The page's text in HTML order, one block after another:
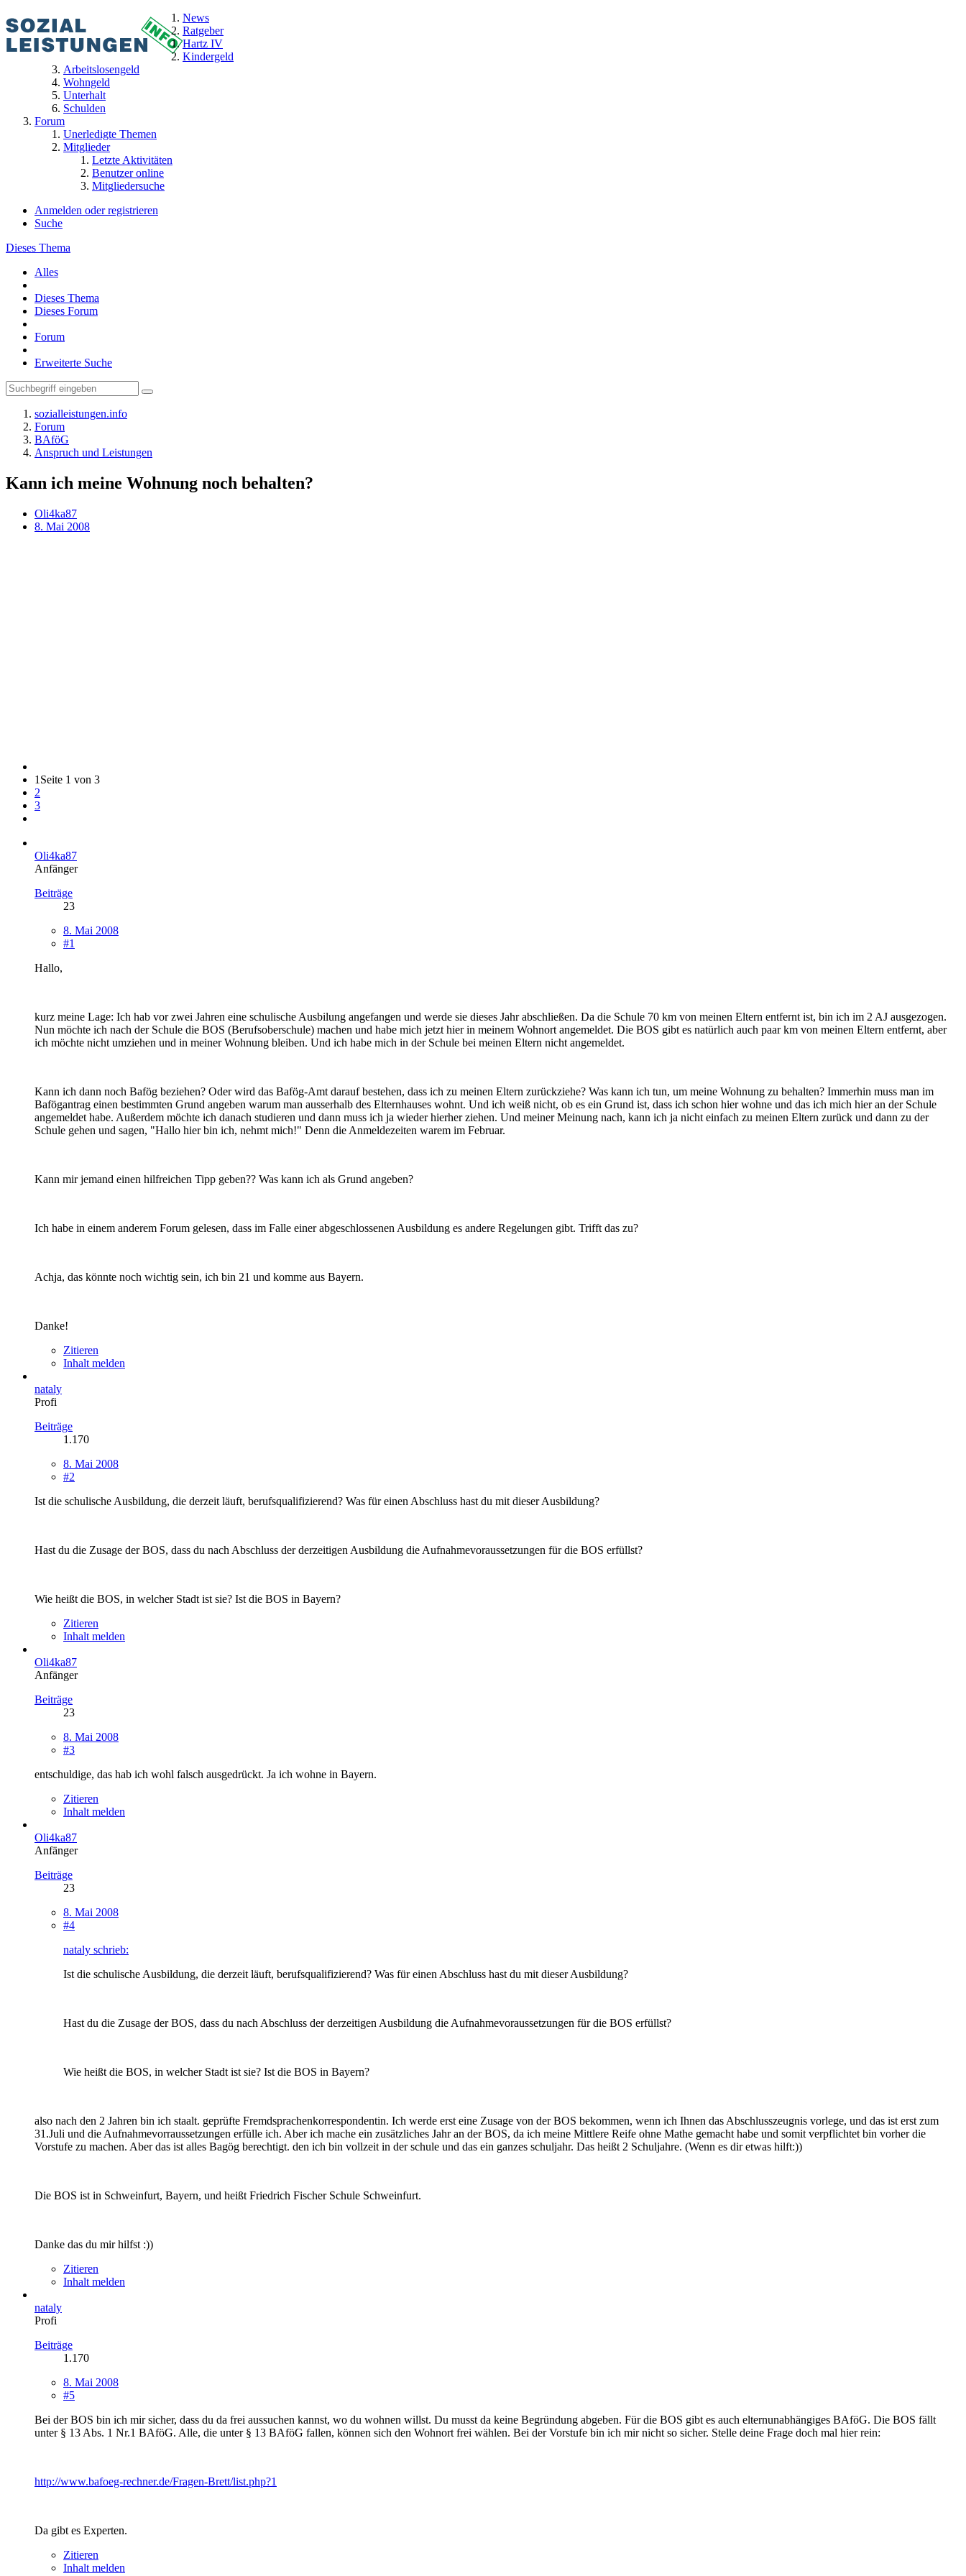
News
Ratgeber
Hartz IV
Kindergeld
Arbeitslosengeld
Wohngeld
Unterhalt
Schulden
Forum
Unerledigte Themen
Mitglieder
Letzte Aktivitäten
Benutzer online
Mitgliedersuche
Anmelden oder registrieren
Suche
Dieses Thema
Alles
Dieses Thema
Dieses Forum
Forum
Erweiterte Suche
sozialleistungen.info
Forum
BAföG
Anspruch und Leistungen
Kann ich meine Wohnung noch behalten?
Oli4ka87
8. Mai 2008
1 Seite 1 von 3
2
3
Oli4ka87
Anfänger
Beiträge
23
8. Mai 2008
#1
Hallo,
kurz meine Lage: Ich hab vor zwei Jahren eine schulische Ausbilung angefangen und werde sie dieses Jahr abschließen. Da die Schule 70 km von meinen Eltern entfernt ist, bin ich im 2 AJ ausgezogen.
Nun möchte ich nach der Schule die BOS (Berufsoberschule) machen und habe mich jetzt hier in meinem Wohnort angemeldet. Die BOS gibt es natürlich auch paar km von meinen Eltern entfernt, aber
ich möchte nicht umziehen und in meiner Wohnung bleiben. Und ich habe mich in der Schule bei meinen Eltern nicht angemeldet.
Kann ich dann noch Bafög beziehen? Oder wird das Bafög-Amt darauf bestehen, dass ich zu meinen Eltern zurückziehe? Was kann ich tun, um meine Wohnung zu behalten? Immerhin muss man im
Bafögantrag einen bestimmten Grund angeben warum man ausserhalb des Elternhauses wohnt. Und ich weiß nicht, ob es ein Grund ist, dass ich schon hier wohne und das ich mich hier an der Schule
angemeldet habe. Außerdem möchte ich danach studieren und dann muss ich ja wieder hierher ziehen. Und meiner Meinung nach, kann ich ja nicht einfach zu meinen Eltern zurück und dann zu der
Schule gehen und sagen, "Hallo hier bin ich, nehmt mich!" Denn die Anmeldezeiten warem im Februar.
Kann mir jemand einen hilfreichen Tipp geben?? Was kann ich als Grund angeben?
Ich habe in einem anderem Forum gelesen, dass im Falle einer abgeschlossenen Ausbildung es andere Regelungen gibt. Trifft das zu?
Achja, das könnte noch wichtig sein, ich bin 21 und komme aus Bayern.
Danke!
Zitieren
Inhalt melden
nataly
Profi
Beiträge
1.170
8. Mai 2008
#2
Ist die schulische Ausbildung, die derzeit läuft, berufsqualifizierend? Was für einen Abschluss hast du mit dieser Ausbildung?
Hast du die Zusage der BOS, dass du nach Abschluss der derzeitigen Ausbildung die Aufnahmevoraussetzungen für die BOS erfüllst?
Wie heißt die BOS, in welcher Stadt ist sie? Ist die BOS in Bayern?
Zitieren
Inhalt melden
Oli4ka87
Anfänger
Beiträge
23
8. Mai 2008
#3
entschuldige, das hab ich wohl falsch ausgedrückt. Ja ich wohne in Bayern.
Zitieren
Inhalt melden
Oli4ka87
Anfänger
Beiträge
23
8. Mai 2008
#4
nataly schrieb:
Ist die schulische Ausbildung, die derzeit läuft, berufsqualifizierend? Was für einen Abschluss hast du mit dieser Ausbildung?
Hast du die Zusage der BOS, dass du nach Abschluss der derzeitigen Ausbildung die Aufnahmevoraussetzungen für die BOS erfüllst?
Wie heißt die BOS, in welcher Stadt ist sie? Ist die BOS in Bayern?
also nach den 2 Jahren bin ich staalt. geprüfte Fremdsprachenkorrespondentin. Ich werde erst eine Zusage von der BOS bekommen, wenn ich Ihnen das Abschlusszeugnis vorlege, und das ist erst zum
31.Juli und die Aufnahmevorraussetzungen erfülle ich. Aber ich mache ein zusätzliches Jahr an der BOS, da ich meine Mittlere Reife ohne Mathe gemacht habe und somit verpflichtet bin vorher die
Vorstufe zu machen. Aber das ist alles Bagög berechtigt. den ich bin vollzeit in der schule und das ein ganzes schuljahr. Das heißt 2 Schuljahre. (Wenn es dir etwas hilft:))
Die BOS ist in Schweinfurt, Bayern, und heißt Friedrich Fischer Schule Schweinfurt.
Danke das du mir hilfst :))
Zitieren
Inhalt melden
nataly
Profi
Beiträge
1.170
8. Mai 2008
#5
Bei der BOS bin ich mir sicher, dass du da frei aussuchen kannst, wo du wohnen willst. Du musst da keine Begründung abgeben. Für die BOS gibt es auch elternunabhängiges BAföG. Die BOS fällt
unter § 13 Abs. 1 Nr.1 BAföG. Alle, die unter § 13 BAföG fallen, können sich den Wohnort frei wählen. Bei der Vorstufe bin ich mir nicht so sicher. Stelle deine Frage doch mal hier rein:
http://www.bafoeg-rechner.de/Fragen-Brett/list.php?1
Da gibt es Experten.
Zitieren
Inhalt melden